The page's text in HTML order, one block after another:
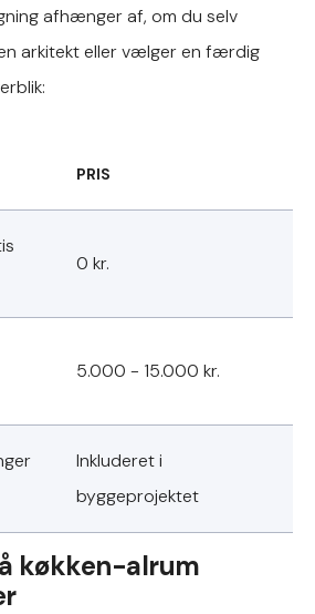
afhænger af, om du selv
arkitekt eller vælger en færdig
PRIS
0 kr.
5.000 - 15.000 kr.
Inkluderet i
byggeprojektet
køkken-alrum